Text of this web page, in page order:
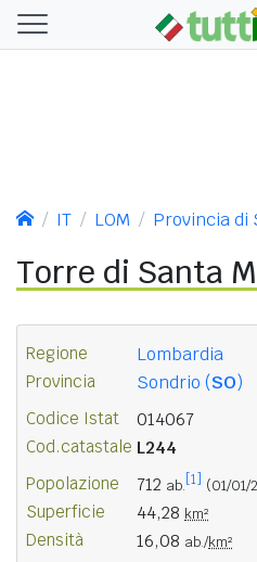
IT LOM Provincia di
Torre di Santa
Regione Lombardia
Provincia Sondrio (SO)
Codice Istat 014067
Cod.catastale L244
Popolazione 712 ab. [1] (01/01/
Superficie 44,28 km²
Densità 16,08 ab./km²